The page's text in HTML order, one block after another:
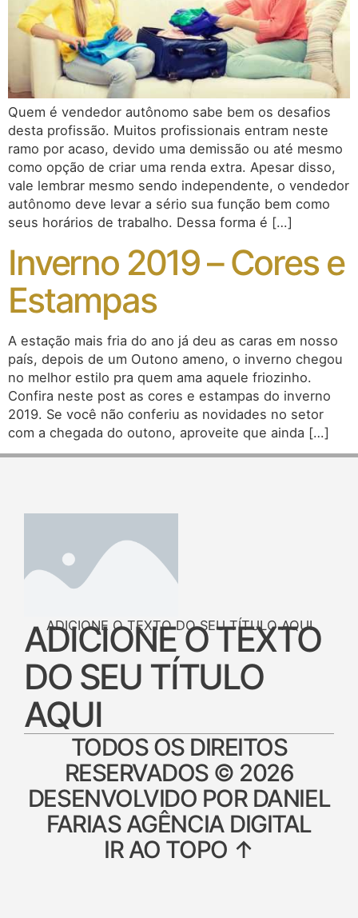
Quem é vendedor autônomo sabe bem os desafios
desta profissão. Muitos profissionais entram neste
ramo por acaso, devido uma demissão ou até mesmo
como opção de criar uma renda extra. Apesar disso,
vale lembrar mesmo sendo independente, o vendedor
autônomo deve levar a sério sua função bem como
seus horários de trabalho. Dessa forma é […]
Inverno 2019 – Cores e
Estampas
A estação mais fria do ano já deu as caras em nosso
país, depois de um Outono ameno, o inverno chegou
no melhor estilo pra quem ama aquele friozinho.
Confira neste post as cores e estampas do inverno
2019. Se você não conferiu as novidades no setor
com a chegada do outono, aproveite que ainda […]
ADICIONE O TEXTO DO SEU TÍTULO AQUI
ADICIONE O TEXTO
DO SEU TÍTULO
AQUI
TODOS OS DIREITOS
RESERVADOS © 2026
DESENVOLVIDO POR DANIEL
FARIAS AGÊNCIA DIGITAL
IR AO TOPO ↑